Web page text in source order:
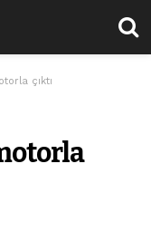
çıktı